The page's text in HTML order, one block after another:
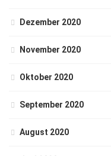
Dezember 2020
November 2020
Oktober 2020
September 2020
August 2020